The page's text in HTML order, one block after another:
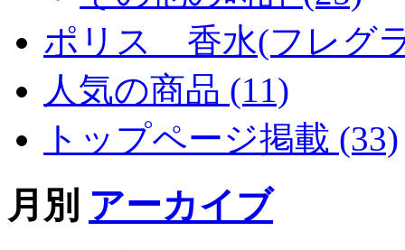
ポリス 香水(フレグ
人気の商品 (11)
トップページ掲載 (33)
月別 アーカイブ